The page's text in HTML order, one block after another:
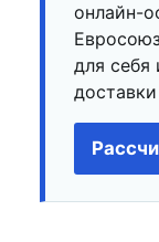
онлайн-
для себя